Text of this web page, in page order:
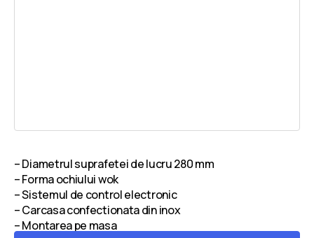
– Diametrul suprafetei de lucru 280 mm
– Forma ochiului wok
– Sistemul de control electronic
– Carcasa confectionata din inox
– Montarea pe masa